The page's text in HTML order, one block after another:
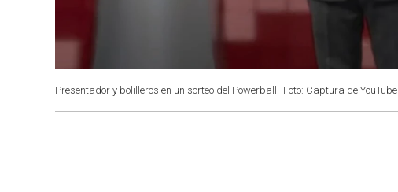
Presentador y bolilleros en un sorteo del Powerball. Foto: Captura de YouTube